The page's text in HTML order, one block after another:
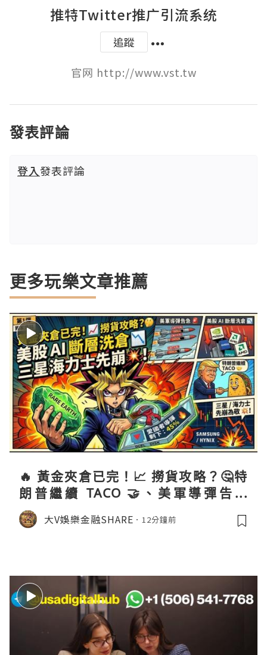
推特Twitter推广引流系统
追蹤
官网 http://www.vst.tw
發表評論
登入發表評論
更多玩樂文章推薦
🔥 黃金夾倉已完！📈 撈貨攻略？🤔特
朗普繼續 TACO 🤝、美軍導彈告急
🚨？美股 AI 斷層洗倉 📉、三星海力士
先崩為敬 💥！
大V娛樂金融SHARE 12分鐘前